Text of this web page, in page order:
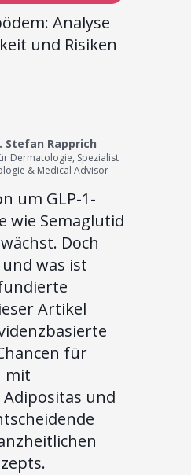
Analyse
und Risiken
Stefan Rapprich
Dermatologie, Spezialist
& Medical Advisor
um GLP-1-
wie Semaglutid
Doch
was ist
Artikel
für
mit
und